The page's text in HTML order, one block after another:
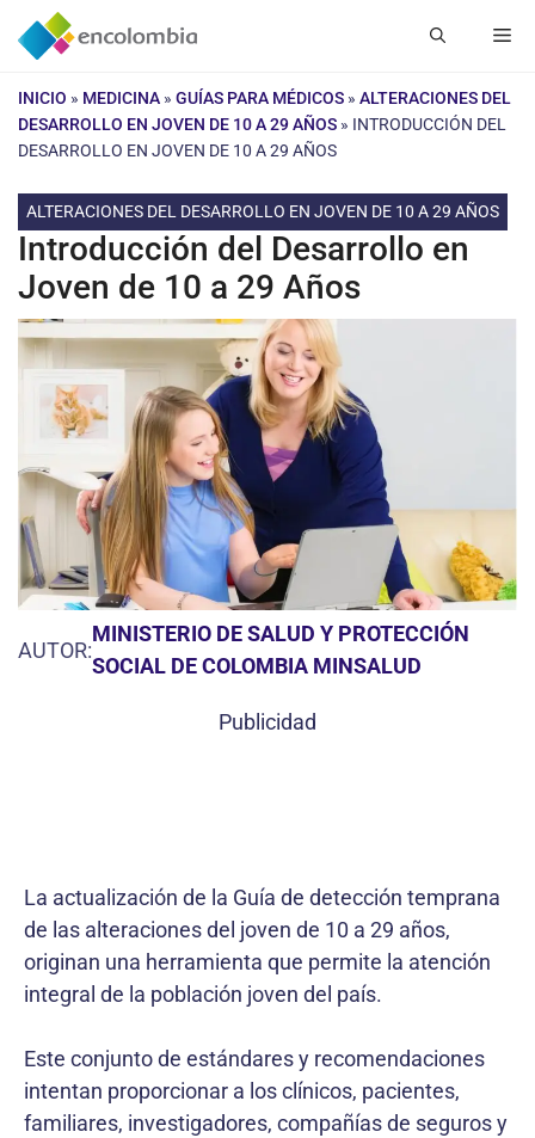
Saltar
INICIO » MEDICINA » GUÍAS PARA MÉDICOS » ALTERACIONES DEL
DESARROLLO EN JOVEN DE 10 A 29 AÑOS » INTRODUCCIÓN DEL
DESARROLLO EN JOVEN DE 10 A 29 AÑOS
ALTERACIONES DEL DESARROLLO EN JOVEN DE 10 A 29 AÑOS
Introducción del Desarrollo en
Joven de 10 a 29 Años
AUTOR:
MINISTERIO DE SALUD Y PROTECCIÓN
SOCIAL DE COLOMBIA MINSALUD
Publicidad
La actualización de la Guía de detección temprana
de las alteraciones del joven de 10 a 29 años,
originan una herramienta que permite la atención
integral de la población joven del país.
Este conjunto de estándares y recomendaciones
intentan proporcionar a los clínicos, pacientes,
familiares, investigadores, compañías de seguros y